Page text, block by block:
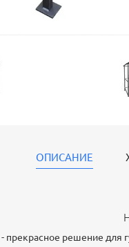
ОПИСАНИЕ
- прекрасное решение для